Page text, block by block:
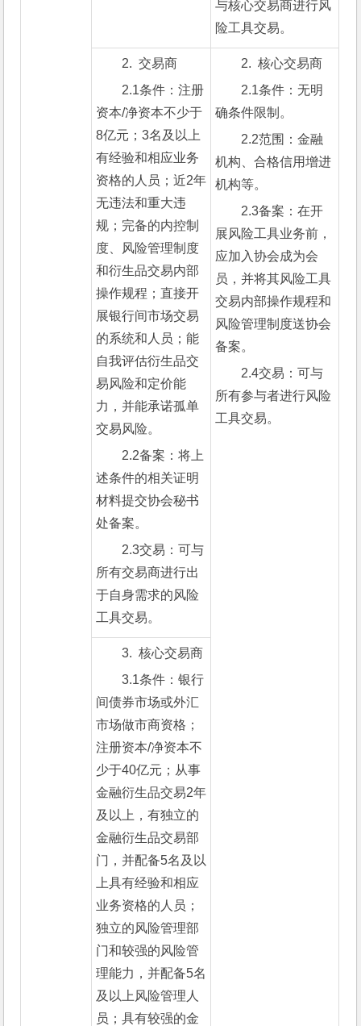
与核心交易商进行风
险工具交易。
2.  交易商
2.1条件：注册
资本/净资本不少于
8亿元；3名及以上
有经验和相应业务
资格的人员；近2年
无违法和重大违
规；完备的内控制
度、风险管理制度
和衍生品交易内部
操作规程；直接开
展银行间市场交易
的系统和人员；能
自我评估衍生品交
易风险和定价能
力，并能承诺孤单
交易风险。
2.2备案：将上
述条件的相关证明
材料提交协会秘书
处备案。
2.3交易：可与
所有交易商进行出
于自身需求的风险
工具交易。
2.  核心交易商
2.1条件：无明
确条件限制。
2.2范围：金融
机构、合格信用增进
机构等。
2.3备案：在开
展风险工具业务前，
应加入协会成为会
员，并将其风险工具
交易内部操作规程和
风险管理制度送协会
备案。
2.4交易：可与
所有参与者进行风险
工具交易。
3.  核心交易商
3.1条件：银行
间债券市场或外汇
市场做市商资格；
注册资本/净资本不
少于40亿元；从事
金融衍生品交易2年
及以上，有独立的
金融衍生品交易部
门，并配备5名及以
上具有经验和相应
业务资格的人员；
独立的风险管理部
门和较强的风险管
理能力，并配备5名
及以上风险管理人
员；具有较强的金